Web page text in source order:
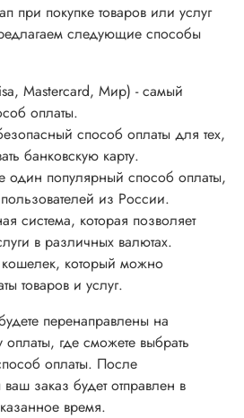
при покупке товаров или услуг
следующие способы
Mastercard, Мир) - самый
оплаты.
способ оплаты для тех,
банковскую карту.
популярный способ оплаты,
из России.
система, которая позволяет
в различных валютах.
который можно
товаров и услуг.
перенаправлены на
где сможете выбрать
оплаты. После
заказ будет отправлен в
время.